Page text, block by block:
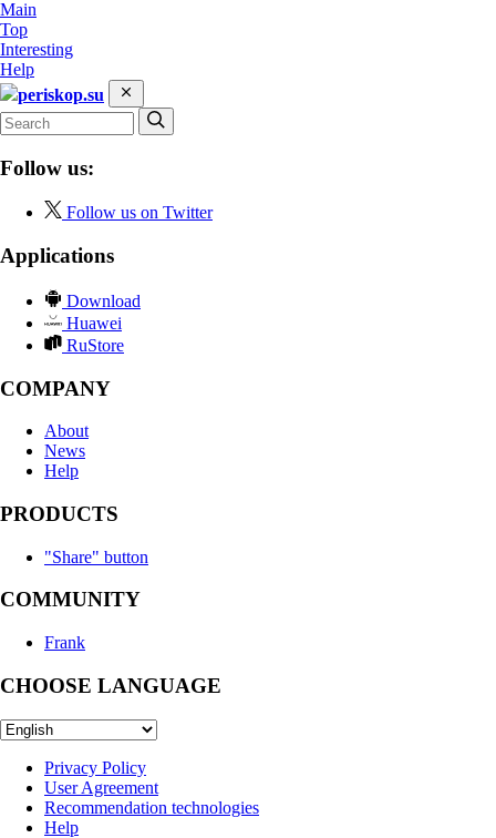
Main
Top
Interesting
Help
periskop.su
Follow us:
Follow us on Twitter
Applications
Download
Huawei
RuStore
COMPANY
About
News
Help
PRODUCTS
"Share" button
COMMUNITY
Frank
CHOOSE LANGUAGE
Privacy Policy
User Agreement
Recommendation technologies
Help